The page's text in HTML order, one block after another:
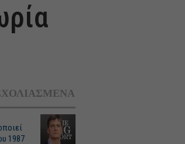
1987